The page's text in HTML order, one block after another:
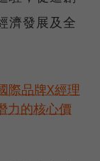
濟發展及全
際品牌X經理
力的核心價